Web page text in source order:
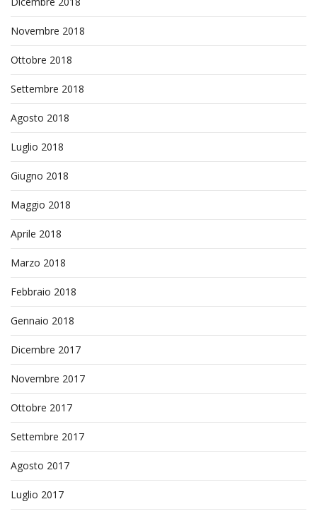
Novembre 2018
Ottobre 2018
Settembre 2018
Agosto 2018
Luglio 2018
Giugno 2018
Maggio 2018
Aprile 2018
Marzo 2018
Febbraio 2018
Gennaio 2018
Dicembre 2017
Novembre 2017
Ottobre 2017
Settembre 2017
Agosto 2017
Luglio 2017